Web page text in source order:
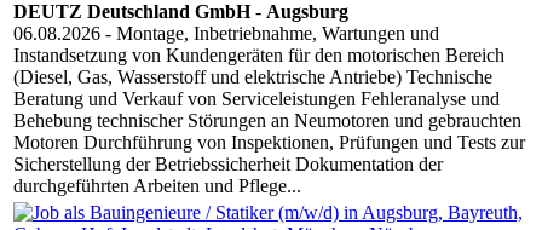
DEUTZ Deutschland GmbH- Augsburg
06.08.2026 - Montage, Inbetriebnahme, Wartungen und
Instandsetzung von Kundengeräten für den motorischen Bereich
(Diesel, Gas, Wasserstoff und elektrische Antriebe) Technische
Beratung und Verkauf von Serviceleistungen Fehleranalyse und
Behebung technischer Störungen an Neumotoren und gebrauchten
Motoren Durchführung von Inspektionen, Prüfungen und Tests zur
Sicherstellung der Betriebssicherheit Dokumentation der
durchgeführten Arbeiten und Pflege...